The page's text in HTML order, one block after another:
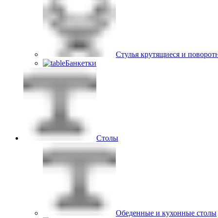
Стулья крутящиеся и
Банкетки
Столы
Обеденные и кухонные столы